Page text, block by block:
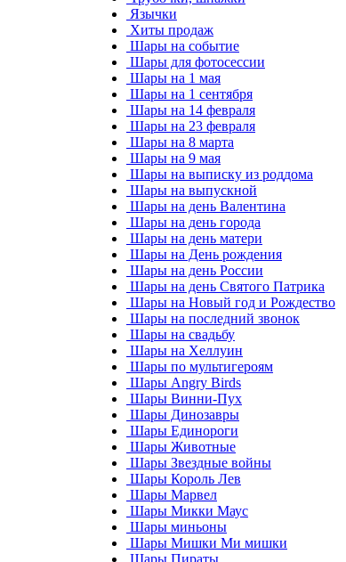
Язычки
Хиты продаж
Шары на событие
Шары для фотосессии
Шары на 1 мая
Шары на 1 сентября
Шары на 14 февраля
Шары на 23 февраля
Шары на 8 марта
Шары на 9 мая
Шары на выписку из роддома
Шары на выпускной
Шары на день Валентина
Шары на день города
Шары на день матери
Шары на День рождения
Шары на день России
Шары на день Святого Патрика
Шары на Новый год и Рождество
Шары на последний звонок
Шары на свадьбу
Шары на Хеллуин
Шары по мультигероям
Шары Angry Birds
Шары Винни-Пух
Шары Динозавры
Шары Единороги
Шары Животные
Шары Звездные войны
Шары Король Лев
Шары Марвел
Шары Микки Маус
Шары миньоны
Шары Мишки Ми мишки
Шары Пираты